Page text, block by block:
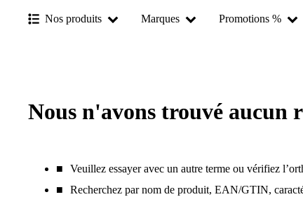
Nos produits Marques Promotions %
Nous n'avons trouvé aucun
Veuillez essayer avec un autre terme ou vérifiez
Recherchez par nom de produit, EAN/GTIN,